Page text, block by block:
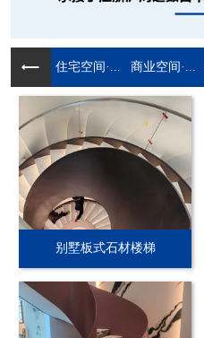
住宅空间·... 商业空间·...
别墅板式石材楼梯